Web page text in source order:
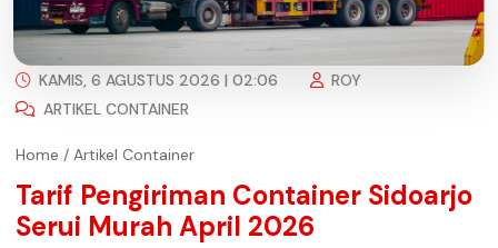
KAMIS, 6 AGUSTUS 2026 | 02:06
ROY
ARTIKEL CONTAINER
Home / Artikel Container
Tarif Pengiriman Container Sidoarjo
Serui Murah April 2026